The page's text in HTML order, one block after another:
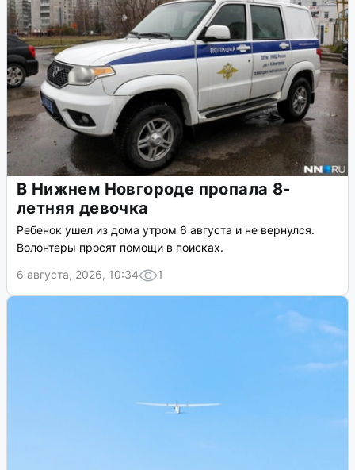
В Нижнем Новгороде пропала 8-
летняя девочка
Ребенок ушел из дома утром 6 августа и не вернулся.
Волонтеры просят помощи в поисках.
6 августа, 2026, 10:34
1